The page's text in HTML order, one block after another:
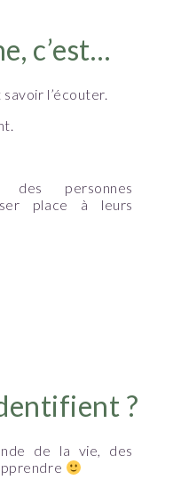
c’est…
l’écouter.
personnes
place à leurs
?
de la vie, des